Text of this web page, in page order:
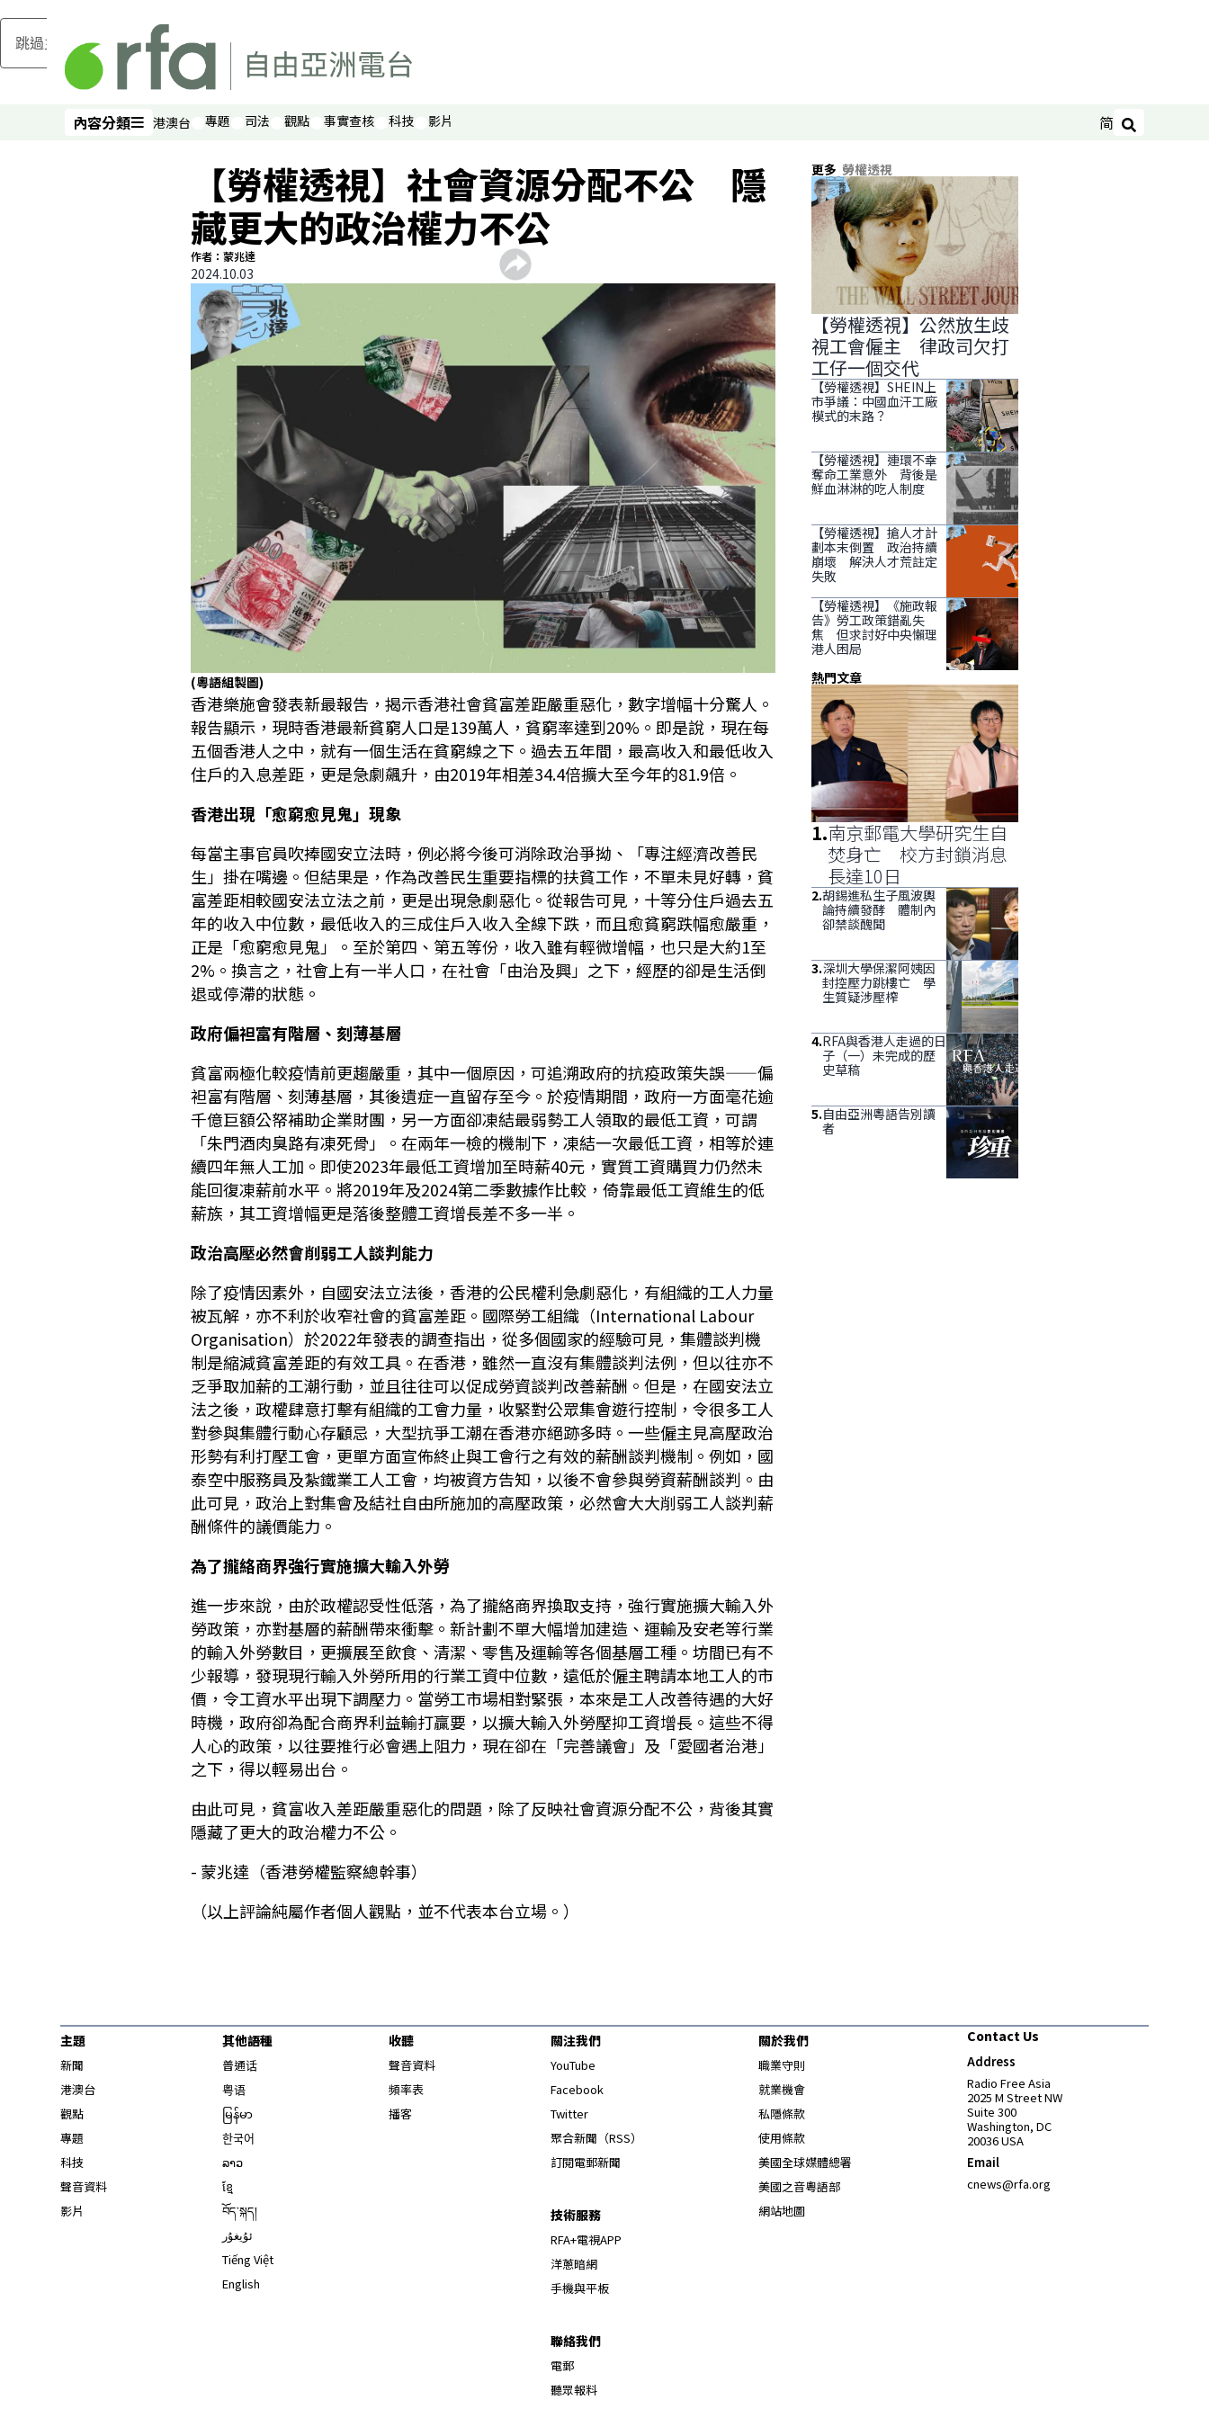
跳過主要內容
內容分類
內容分類 港澳台 專題 司法 觀點 事實查核 科技 影片 简 搜尋
【勞權透視】社會資源分配不公 隱
藏更大的政治權力不公
作者：蒙兆達
2024.10.03
(粵語組製圖)
香港樂施會發表新最報告，揭示香港社會貧富差距嚴重惡化，數字增幅十分驚人。
報告顯示，現時香港最新貧窮人口是139萬人，貧窮率達到20%。即是說，現在每
五個香港人之中，就有一個生活在貧窮線之下。過去五年間，最高收入和最低收入
住戶的入息差距，更是急劇飆升，由2019年相差34.4倍擴大至今年的81.9倍。
香港出現「愈窮愈見鬼」現象
每當主事官員吹捧國安立法時，例必將今後可消除政治爭拗、「專注經濟改善民
生」掛在嘴邊。但結果是，作為改善民生重要指標的扶貧工作，不單未見好轉，貧
富差距相較國安法立法之前，更是出現急劇惡化。從報告可見，十等分住戶過去五
年的收入中位數，最低收入的三成住戶入收入全線下跌，而且愈貧窮跌幅愈嚴重，
正是「愈窮愈見鬼」。至於第四、第五等份，收入雖有輕微增幅，也只是大約1至
2%。換言之，社會上有一半人口，在社會「由治及興」之下，經歷的卻是生活倒
退或停滯的狀態。
政府偏袒富有階層、刻薄基層
貧富兩極化較疫情前更趨嚴重，其中一個原因，可追溯政府的抗疫政策失誤——偏
袒富有階層、刻薄基層，其後遺症一直留存至今。於疫情期間，政府一方面毫花逾
千億巨額公帑補助企業財團，另一方面卻凍結最弱勢工人領取的最低工資，可謂
「朱門酒肉臭路有凍死骨」。在兩年一檢的機制下，凍結一次最低工資，相等於連
續四年無人工加。即使2023年最低工資增加至時薪40元，實質工資購買力仍然未
能回復凍薪前水平。將2019年及2024第二季數據作比較，倚靠最低工資維生的低
薪族，其工資增幅更是落後整體工資增長差不多一半。
政治高壓必然會削弱工人談判能力
除了疫情因素外，自國安法立法後，香港的公民權利急劇惡化，有組織的工人力量
被瓦解，亦不利於收窄社會的貧富差距。國際勞工組織（International Labour
Organisation）於2022年發表的調查指出，從多個國家的經驗可見，集體談判機
制是縮減貧富差距的有效工具。在香港，雖然一直沒有集體談判法例，但以往亦不
乏爭取加薪的工潮行動，並且往往可以促成勞資談判改善薪酬。但是，在國安法立
法之後，政權肆意打擊有組織的工會力量，收緊對公眾集會遊行控制，令很多工人
對參與集體行動心存顧忌，大型抗爭工潮在香港亦絕跡多時。一些僱主見高壓政治
形勢有利打壓工會，更單方面宣佈終止與工會行之有效的薪酬談判機制。例如，國
泰空中服務員及紮鐵業工人工會，均被資方告知，以後不會參與勞資薪酬談判。由
此可見，政治上對集會及結社自由所施加的高壓政策，必然會大大削弱工人談判薪
酬條件的議價能力。
為了攏絡商界強行實施擴大輸入外勞
進一步來說，由於政權認受性低落，為了攏絡商界換取支持，強行實施擴大輸入外
勞政策，亦對基層的薪酬帶來衝擊。新計劃不單大幅增加建造、運輸及安老等行業
的輸入外勞數目，更擴展至飲食、清潔、零售及運輸等各個基層工種。坊間已有不
少報導，發現現行輸入外勞所用的行業工資中位數，遠低於僱主聘請本地工人的市
價，令工資水平出現下調壓力。當勞工市場相對緊張，本來是工人改善待遇的大好
時機，政府卻為配合商界利益輸打贏要，以擴大輸入外勞壓抑工資增長。這些不得
人心的政策，以往要推行必會遇上阻力，現在卻在「完善議會」及「愛國者治港」
之下，得以輕易出台。
由此可見，貧富收入差距嚴重惡化的問題，除了反映社會資源分配不公，背後其實
隱藏了更大的政治權力不公。
- 蒙兆達（香港勞權監察總幹事）
（以上評論純屬作者個人觀點，並不代表本台立場。）
更多 勞權透視
【勞權透視】公然放生歧
視工會僱主 律政司欠打
工仔一個交代
【勞權透視】SHEIN上
市爭議：中國血汗工廠
模式的末路？
【勞權透視】連環不幸
奪命工業意外 背後是
鮮血淋淋的吃人制度
【勞權透視】搶人才計
劃本末倒置 政治持續
崩壞 解決人才荒註定
失敗
【勞權透視】《施政報
告》勞工政策錯亂失
焦 但求討好中央懶理
港人困局
熱門文章
1.南京郵電大學研究生自
焚身亡 校方封鎖消息
長達10日
2.胡錫進私生子風波輿
論持續發酵 體制內
卻禁談醜聞
3.深圳大學保潔阿姨因
封控壓力跳樓亡 學
生質疑涉壓榨
4.RFA與香港人走過的日
子（一）未完成的歷
史草稿
5.自由亞洲粵語告別讀
者
主題
新聞
港澳台
觀點
專題
科技
聲音資料
影片
其他語種
普通话
粤语
မြန်မာ
한국어
ລາວ
ខ្មែ
བོད་སྐད།
ئۇيغۇر
Tiếng Việt
English
收聽
聲音資料
頻率表
播客
關注我們
YouTube
Facebook
Twitter
聚合新聞（RSS）
訂閱電郵新聞
技術服務
RFA+電視APP
洋蔥暗網
手機與平板
聯絡我們
電郵
聽眾報料
關於我們
職業守則
就業機會
私隱條款
使用條款
美國全球媒體總署 Opens in new window
美國之音粵語部Opens in new window
網站地圖Opens in new window
Contact Us
Address
Radio Free Asia
2025 M Street NW
Suite 300
Washington, DC
20036 USA
Email
cnews@rfa.org